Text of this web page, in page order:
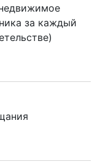
за каждый